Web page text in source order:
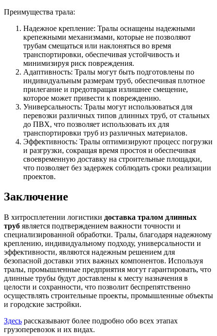
Преимущества трала:
Надежное крепление: Тралы оснащены надежными
крепежными механизмами, которые не позволяют
трубам смещаться или наклоняться во время
транспортировки, обеспечивая устойчивость и
минимизируя риск повреждения.
Адаптивность: Тралы могут быть подготовлены по
индивидуальным размерам труб, обеспечивая плотное
прилегание и предотвращая излишнее смещение,
которое может привести к повреждению.
Универсальность: Тралы могут использоваться для
перевозки различных типов длинных труб, от стальных
до ПВХ, что позволяет использовать их для
транспортировки труб из различных материалов.
Эффективность: Тралы оптимизируют процесс погрузки
и разгрузки, сокращая время простоя и обеспечивая
своевременную доставку на строительные площадки,
что позволяет без задержек соблюдать сроки реализации
проектов.
Заключение
В хитросплетении логистики доставка тралом длинных
труб является подтверждением важности точности и
специализированной обработки. Тралы, благодаря надежному
креплению, индивидуальному подходу, универсальности и
эффективности, являются надежным решением для
безопасной доставки этих важных компонентов. Используя
тралы, промышленные предприятия могут гарантировать, что
длинные трубы будут доставлены к месту назначения в
целости и сохранности, что позволит беспрепятственно
осуществлять строительные проекты, промышленные объекты
и городские застройки.
Здесь рассказывают более подробно обо всех этапах
грузоперевозок и их видах.